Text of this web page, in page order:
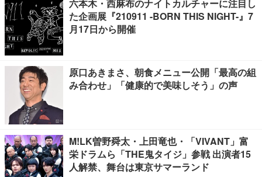
六本木・西麻布のナイトカルチャーに注目し
た企画展『210911 -BORN THIS NIGHT-』7
月17日から開催
原口あきまさ、朝食メニュー公開「最高の組
み合わせ」「健康的で美味しそう」の声
M!LK曽野舜太・上田竜也・「VIVANT」富
栄ドラムら「THE鬼タイジ」参戦 出演者15
人解禁、舞台は東京サマーランド